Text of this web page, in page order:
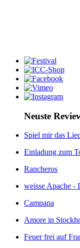
Neuste
Spiel mir das
Einladung zum
Rancheros
weisse Apache -
Campana
Amore in
Feuer frei auf